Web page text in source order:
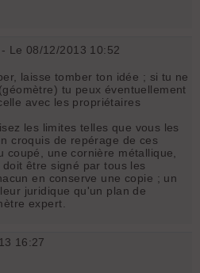
Le 08/12/2013 10:52
laisse tomber ton idée ; si tu ne
tu peux éventuellement
avec les propriétaires
les limites telles que vous les
croquis de repérage de ces
coupé, une cornière métallique,
être signé par tous les
en conserve une copie ; un
juridique qu'un plan de
expert.
16:27